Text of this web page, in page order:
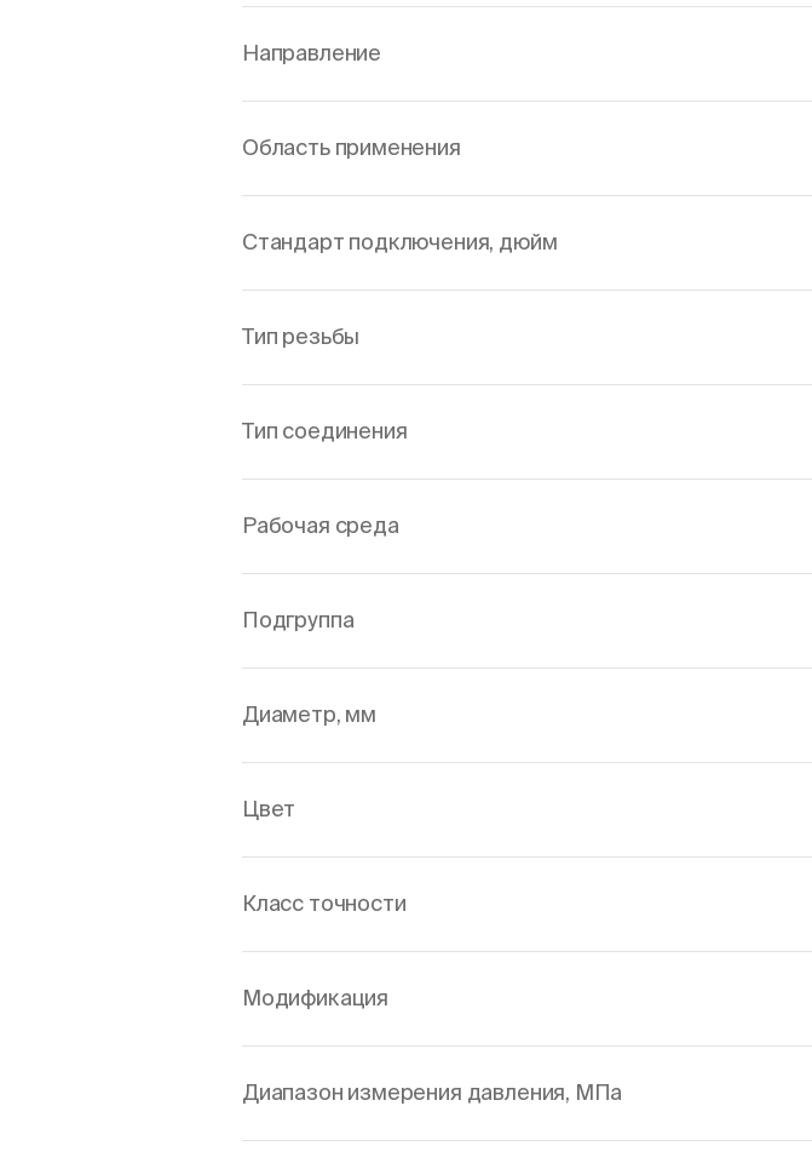
Направление
Область применения
Стандарт подключения, дюйм
Тип резьбы
Тип соединения
Рабочая среда
Подгруппа
Диаметр, мм
Цвет
Класс точности
Модификация
Диапазон измерения давления, МПа